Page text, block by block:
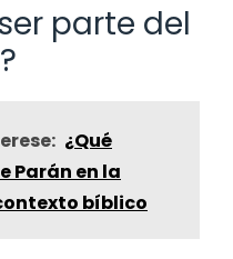
parte del
¿Qué
Parán en la
bíblico